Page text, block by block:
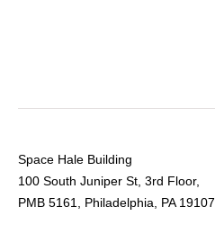
Space Hale Building
100 South Juniper St, 3rd Floor,
PMB 5161, Philadelphia, PA 19107